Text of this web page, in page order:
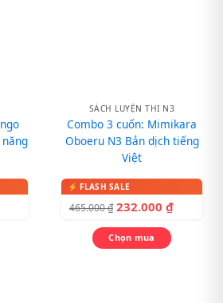
SÁCH LUYỆN THI N3
Combo 3 cuốn: Mimikara
Oboeru N3 Bản dịch tiếng
Việt
465.000₫ 232.000 ₫
Chọn mua